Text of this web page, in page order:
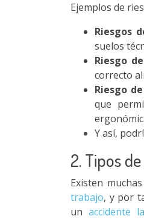
Ejemplos de
Riesgos
suelos
Riesgo
correcto
Riesgo
que
Y así,
2. Tipos
Existen
trabajo, y por
un accidente